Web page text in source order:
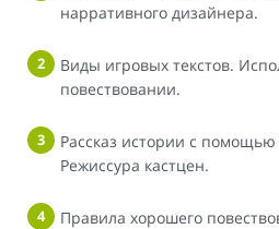
нарративного дизайнера.
Виды игровых текстов.
повествовании.
Рассказ истории с
Режиссура кастцен.
Правила хорошего